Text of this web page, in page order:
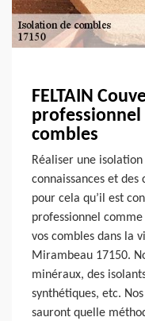
FELTAIN
combles
Réaliser une
connaissances et des
pour cela qu’il est
professionnel comme
vos combles dans la
Mirambeau 17150.
minéraux, des
synthétiques, etc.
sauront quelle